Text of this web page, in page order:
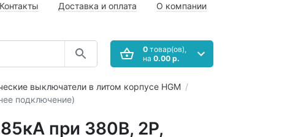
Контакты Доставка и оплата О компании
0товар(ов),
на 0.00 р.
выключатели в литом корпусе HGM
подключение)
при 380В, 2P,